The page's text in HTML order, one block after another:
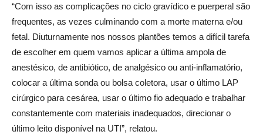
“Com isso as complicações no ciclo gravídico e puerperal são
frequentes, as vezes culminando com a morte materna e/ou
fetal. Diuturnamente nos nossos plantões temos a difícil tarefa
de escolher em quem vamos aplicar a última ampola de
anestésico, de antibiótico, de analgésico ou anti-inflamatório,
colocar a última sonda ou bolsa coletora, usar o último LAP
cirúrgico para cesárea, usar o último fio adequado e trabalhar
constantemente com materiais inadequados, direcionar o
último leito disponível na UTI”, relatou.